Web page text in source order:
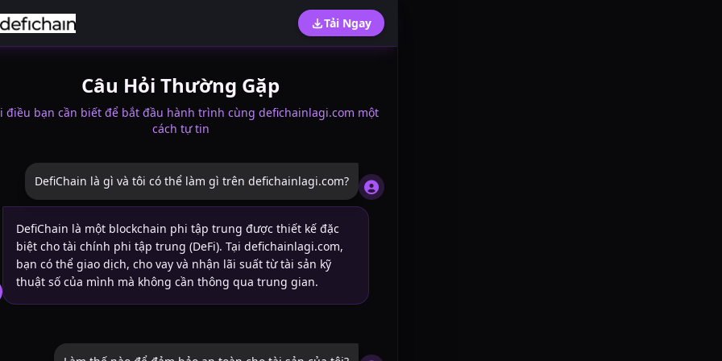
Tải Ngay
Câu Hỏi Thường Gặp
điều bạn cần biết để bắt đầu hành trình cùng defichainlagi.com một
cách tự tin
DefiChain là gì và tôi có thể làm gì trên defichainlagi.com?
DefiChain là một blockchain phi tập trung được thiết kế đặc
biệt cho tài chính phi tập trung (DeFi). Tại defichainlagi.com,
bạn có thể giao dịch, cho vay và nhận lãi suất từ tài sản kỹ
thuật số của mình mà không cần thông qua trung gian.